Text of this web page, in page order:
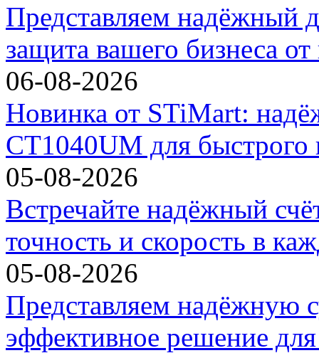
Представляем надёжный
защита вашего бизнеса
06-08-2026
Новинка от STiMart:
CT1040UM для быстрого
05-08-2026
Встречайте надёжный
точность и скорость в
05-08-2026
Представляем
эффективное решение